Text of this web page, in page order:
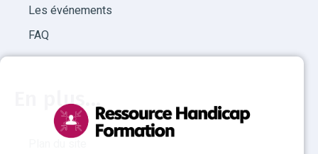
Les événements
FAQ
En plus...
Plan du site